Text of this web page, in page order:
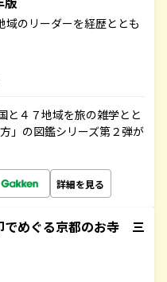
域のリーダーを経歴ととも
と４７地域を旅の雑学とと
」の図鑑シリーズ第２弾が
詳細を見る
めぐる京都のお寺 三